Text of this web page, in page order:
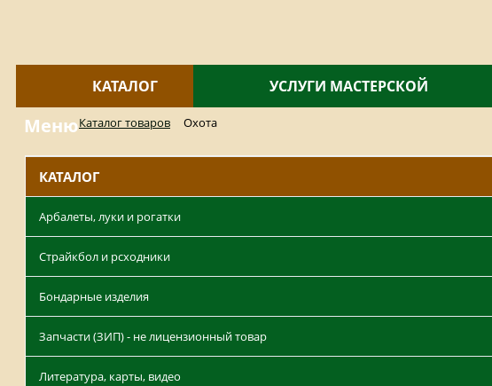
КАТАЛОГ УСЛУГИ МАСТЕРСКОЙ
МенюКаталог товаров Охота
КАТАЛОГ
Арбалеты, луки и рогатки
Страйкбол и рсходники
Бондарные изделия
Запчасти (ЗИП) - не лицензионный товар
Литература, карты, видео